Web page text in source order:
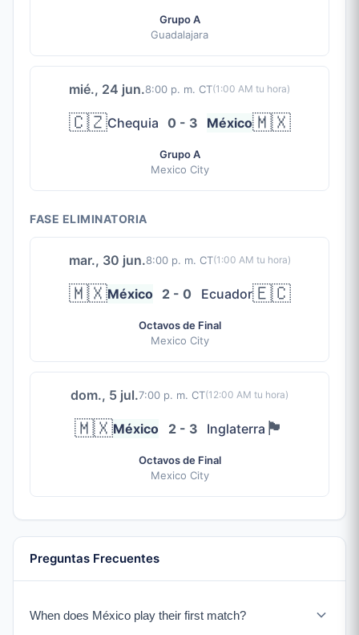
Grupo A
Guadalajara
mié., 24 jun.8:00 p. m. CT(1:00 AM tu hora)
🇨🇿Chequia 0 - 3 México🇲🇽
Grupo A
Mexico City
FASE ELIMINATORIA
mar., 30 jun.8:00 p. m. CT(1:00 AM tu hora)
🇲🇽México 2 - 0 Ecuador🇪🇨
Octavos de Final
Mexico City
dom., 5 jul.7:00 p. m. CT(12:00 AM tu hora)
🇲🇽México 2 - 3 Inglaterra 🏴󠁧󠁢󠁥󠁮󠁧󠁿
Octavos de Final
Mexico City
Preguntas Frecuentes
When does México play their first match?